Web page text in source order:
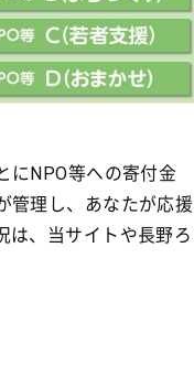
にNPO等への寄付金
管理し、あなたが応
は、当サイトや長野